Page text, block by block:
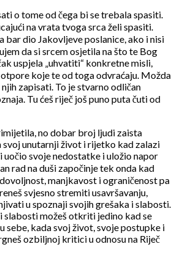
o tome od čega bi se trebala spasiti.
na vrata tvoga srca želi spasiti.
bar dio Jakovljeve poslanice, ako i nisi
da si srcem osjetila na što te Bog
uspjela „uhvatiti“ konkretne misli,
koje te od toga odvraćaju. Možda
zapisati. To je stvarno odličan
Tu ćeš riječ još puno puta čuti od
no dobar broj ljudi zaista
unutarnji život i rijetko kad zalazi
uočio svoje nedostatke i uložio napor
rad na duši započinje tek onda kad
manjkavost i ograničenost pa
svjesno stremiti usavršavanju,
u spoznaji svojih grešaka i slabosti.
slabosti možeš otkriti jedino kad se
sebe, kada svoj život, svoje postupke i
ozbiljnoj kritici u odnosu na Riječ